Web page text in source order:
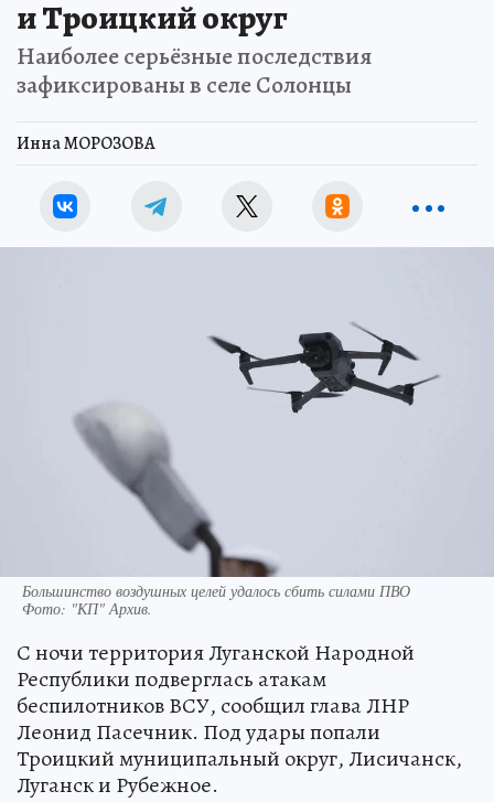
и Троицкий округ
Наиболее серьёзные последствия
зафиксированы в селе Солонцы
Инна МОРОЗОВА
Большинство воздушных целей удалось сбить силами ПВО
Фото: "КП" Архив.
С ночи территория Луганской Народной
Республики подверглась атакам
беспилотников ВСУ, сообщил глава ЛНР
Леонид Пасечник. Под удары попали
Троицкий муниципальный округ, Лисичанск,
Луганск и Рубежное.